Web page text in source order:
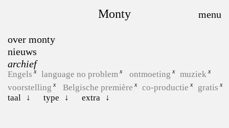
Monty
over monty
nieuws
archief
Engels language no problem ontmoeting
muziek
voorstelling
Belgische première co-productie
gratis
taal
type extra